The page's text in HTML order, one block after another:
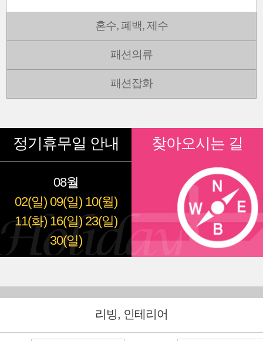
혼수, 폐백, 제수
패션의류
패션잡화
정기휴무일 안내
08월
02(일) 09(일) 10(월)
11(화) 16(일) 23(일)
30(일)
찾아오시는 길
리빙, 인테리어